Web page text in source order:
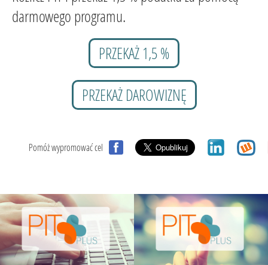
darmowego programu.
PRZEKAŻ 1,5 %
PRZEKAŻ DAROWIZNĘ
Pomóż wypromować cel